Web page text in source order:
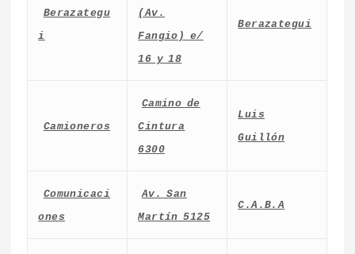
Berazategu
i
(Av.
Fangio) e/
16 y 18
Berazategui
Camioneros
Camino de
Cintura
6300
Luis
Guillón
Comunicaci
ones
Av. San
Martín 5125
C.A.B.A